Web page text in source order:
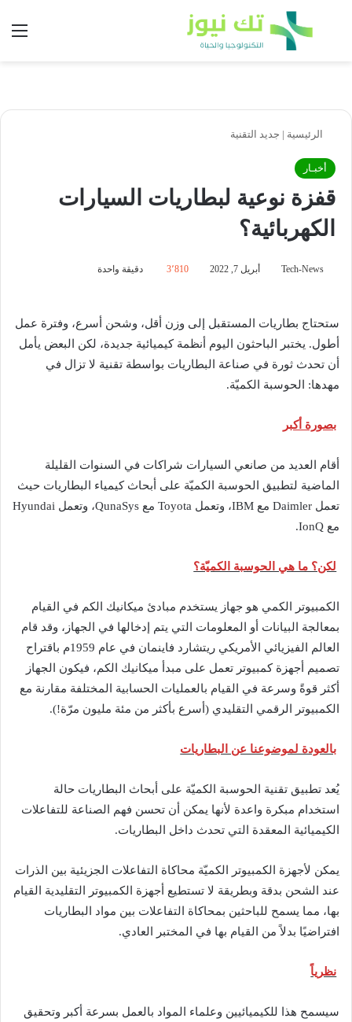
بحث عن
الرئيسية | جديد التقنية
أخبـار
قفزة نوعية لبطاريات السيارات
الكهربائية؟
Tech-News أبريل 7, 2022 3٬810 دقيقة واحدة
ستحتاج بطاريات المستقبل إلى وزن أقل، وشحن أسرع، وفترة عمل
أطول. يختبر الباحثون اليوم أنظمة كيميائية جديدة، لكن البعض يأمل
أن تحدث ثورة في صناعة البطاريات بواسطة تقنية لا تزال في
مهدها: الحوسبة الكميّة.
بصورة أكبر
أقام العديد من صانعي السيارات شراكات في السنوات القليلة
الماضية لتطبيق الحوسبة الكميّة على أبحاث كيمياء البطاريات حيث
تعمل Daimler مع IBM، وتعمل Toyota مع QunaSys، وتعمل Hyundai
مع IonQ.
لكن؟ ما هي الحوسبة الكميّة؟
الكمبيوتر الكمي هو جهاز يستخدم مبادئ ميكانيك الكم في القيام
بمعالجة البيانات أو المعلومات التي يتم إدخالها في الجهاز، وقد قام
العالم الفيزيائي الأمريكي ريتشارد فاينمان في عام 1959م باقتراح
تصميم أجهزة كمبيوتر تعمل على مبدأ ميكانيك الكم، فيكون الجهاز
أكثر قوةً وسرعة في القيام بالعمليات الحسابية المختلفة مقارنة مع
الكمبيوتر الرقمي التقليدي (أسرع بأكثر من مئة مليون مرّة!).
بالعودة لموضوعنا عن البطاريات
يُعد تطبيق تقنية الحوسبة الكميّة على أبحاث البطاريات حالة
استخدام مبكرة واعدة لأنها يمكن أن تحسن فهم الصناعة للتفاعلات
الكيميائية المعقدة التي تحدث داخل البطاريات.
يمكن لأجهزة الكمبيوتر الكميّة محاكاة التفاعلات الجزيئية بين الذرات
عند الشحن بدقة وبطريقة لا تستطيع أجهزة الكمبيوتر التقليدية القيام
بها، مما يسمح للباحثين بمحاكاة التفاعلات بين مواد البطاريات
افتراضيًا بدلاً من القيام بها في المختبر العادي.
نظرياً
سيسمح هذا للكيميائيين وعلماء المواد بالعمل بسرعة أكبر وتحقيق